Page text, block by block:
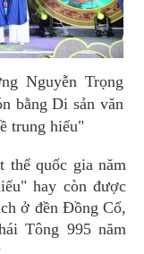
Nguyễn Trọng
bằng Di sản văn
trung hiếu"
thể quốc gia năm
hay còn được
ở đền Đồng Cổ,
Tông 995 năm